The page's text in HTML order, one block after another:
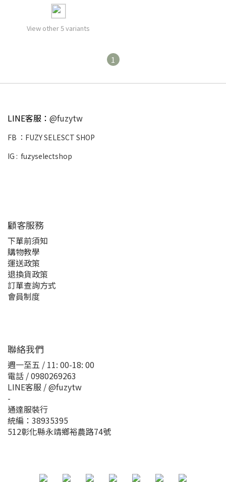
View other 5 variants
1
LINE客服： @fuzytw
FB ： FUZY SELESCT SHOP
IG : fuzyselectshop
顧客服務
下單前須知
購物教學
運送政策
退換貨政策
訂單查詢方式
會員制度
聯絡我們
週一至五 / 11: 00-18: 00
電話 / 0980269263
LINE客服 / @fuzytw
-
通達服裝行
統編：38935395
512彰化縣永靖鄉裕農路74號